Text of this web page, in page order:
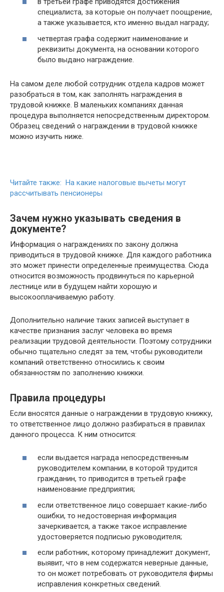
специалиста, за которые он получает поощрение,
а также указывается, кто именно выдал награду;
четвертая графа содержит наименование и
реквизиты документа, на основании которого
было выдано награждение.
На самом деле любой сотрудник отдела кадров может
разобраться в том, как заполнять награждения в
трудовой книжке. В маленьких компаниях данная
процедура выполняется непосредственным директором.
Образец сведений о награждении в трудовой книжке
можно изучить ниже.
Читайте также: На какие налоговые вычеты могут
рассчитывать пенсионеры
Зачем нужно указывать сведения в
документе?
Информация о награждениях по закону должна
приводиться в трудовой книжке. Для каждого работника
это может принести определенные преимущества. Сюда
относится возможность продвинуться по карьерной
лестнице или в будущем найти хорошую и
высокооплачиваемую работу.
Дополнительно наличие таких записей выступает в
качестве признания заслуг человека во время
реализации трудовой деятельности. Поэтому сотрудники
обычно тщательно следят за тем, чтобы руководители
компаний ответственно относились к своим
обязанностям по заполнению книжки.
Правила процедуры
Если вносятся данные о награждении в трудовую книжку,
то ответственное лицо должно разбираться в правилах
данного процесса. К ним относится:
если выдается награда непосредственным
руководителем компании, в которой трудится
гражданин, то приводится в третьей графе
наименование предприятия;
если ответственное лицо совершает какие-либо
ошибки, то недостоверная информация
зачеркивается, а также такое исправление
удостоверяется подписью руководителя;
если работник, которому принадлежит документ,
выявит, что в нем содержатся неверные данные,
то он может потребовать от руководителя фирмы
исправления конкретных сведений.